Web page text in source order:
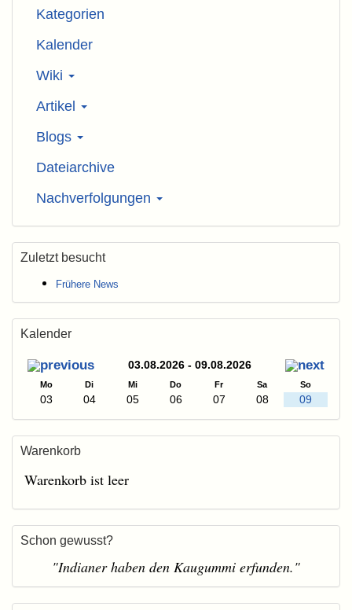
Kategorien
Kalender
Wiki
Artikel
Blogs
Dateiarchive
Nachverfolgungen
Zuletzt besucht
Frühere News
Kalender
03.08.2026 - 09.08.2026
Mo Di Mi Do Fr Sa So
03 04 05 06 07 08 09
Warenkorb
Warenkorb ist leer
Schon gewusst?
"Indianer haben den Kaugummi erfunden."